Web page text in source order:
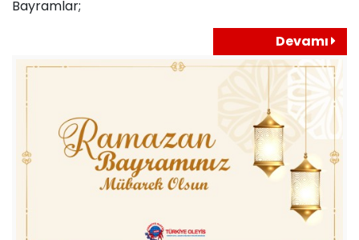
Bayramlar;
Devamı